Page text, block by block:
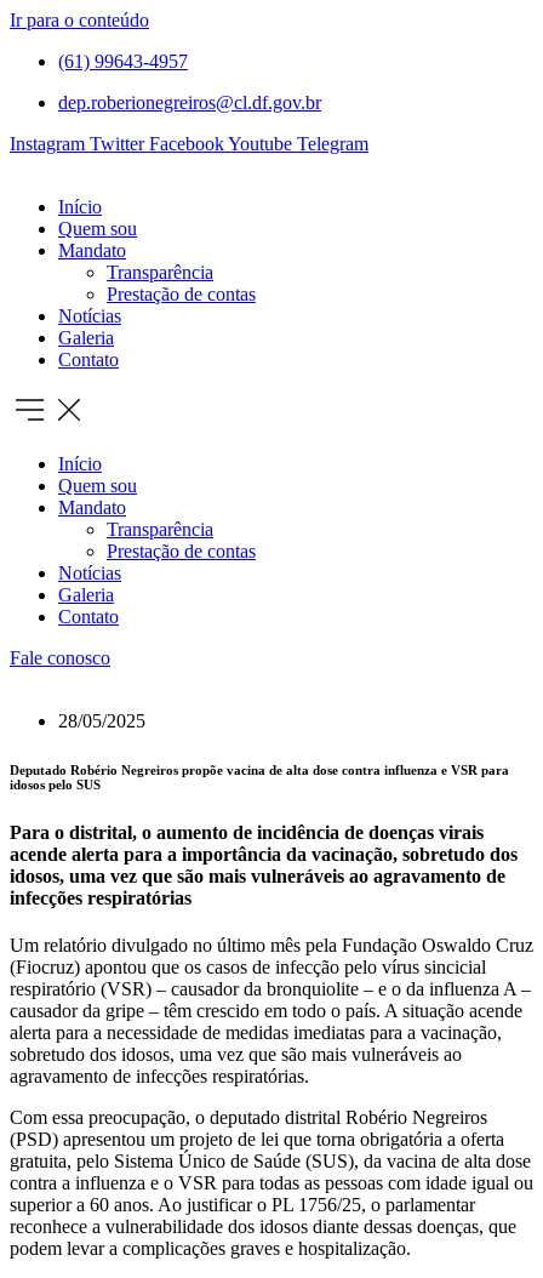
Ir para o conteúdo
(61) 99643-4957
dep.roberionegreiros@cl.df.gov.br
Instagram Twitter FacebookYoutube Telegram
Início
Quem sou
Mandato
Transparência
Prestação de contas
Notícias
Galeria
Contato
Início
Quem sou
Mandato
Transparência
Prestação de contas
Notícias
Galeria
Contato
Fale conosco
28/05/2025
Deputado Robério Negreiros propõe vacina de alta dose contra influenza e VSR para
idosos pelo SUS
Para o distrital, o aumento de incidência de doenças virais
acende alerta para a importância da vacinação, sobretudo dos
idosos, uma vez que são mais vulneráveis ao agravamento de
infecções respiratórias
Um relatório divulgado no último mês pela Fundação Oswaldo Cruz
(Fiocruz) apontou que os casos de infecção pelo vírus sincicial
respiratório (VSR) – causador da bronquiolite – e o da influenza A –
causador da gripe – têm crescido em todo o país. A situação acende
alerta para a necessidade de medidas imediatas para a vacinação,
sobretudo dos idosos, uma vez que são mais vulneráveis ao
agravamento de infecções respiratórias.
Com essa preocupação, o deputado distrital Robério Negreiros
(PSD) apresentou um projeto de lei que torna obrigatória a oferta
gratuita, pelo Sistema Único de Saúde (SUS), da vacina de alta dose
contra a influenza e o VSR para todas as pessoas com idade igual ou
superior a 60 anos. Ao justificar o PL 1756/25, o parlamentar
reconhece a vulnerabilidade dos idosos diante dessas doenças, que
podem levar a complicações graves e hospitalização.